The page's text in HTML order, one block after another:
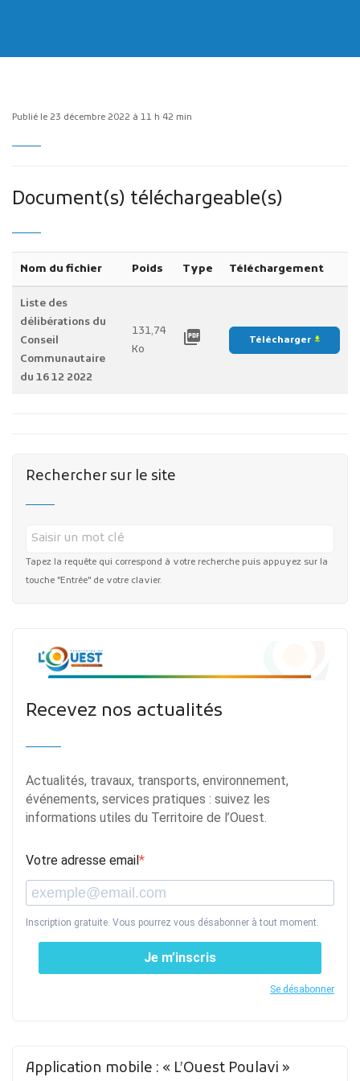
Plans d'accès
Publié le 23 décembre 2022 à 11 h 42 min
Document(s) téléchargeable(s)
Nom du fichier Poids Type Téléchargement
Liste des
délibérations du
Conseil
Communautaire
du 16 12 2022
131,74
Ko
picture_as_pdf Télécharger file_download
Rechercher sur le site
Tapez la requête qui correspond à votre recherche puis appuyez sur la
touche "Entrée" de votre clavier.
Recevez nos actualités
Actualités, travaux, transports, environnement,
événements, services pratiques : suivez les
informations utiles du Territoire de l’Ouest.
Votre adresse email
Inscription gratuite. Vous pourrez vous désabonner à tout moment.
Je m’inscris
Se désabonner
Application mobile : « L’Ouest Poulavi »